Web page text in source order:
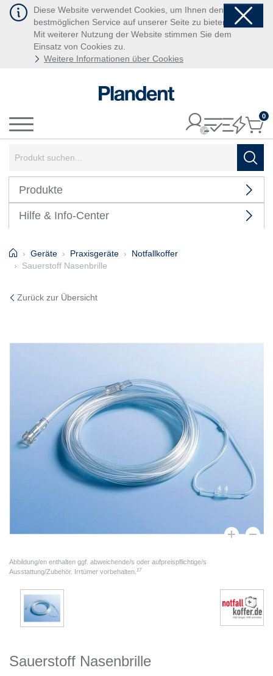
Diese Website verwendet Cookies, um Ihnen den
bestmöglichen Service auf unserer Seite zu bieten.
Mit weiterer Nutzung der Website stimmen Sie dem
Einsatz von Cookies zu.
Weitere Informationen über Cookies
Menü
0
Produkte
Hilfe & Info-Center
HomeGeräte Praxisgeräte
Notfallkoffer
Sauerstoff Nasenbrille
Zurück zur Übersicht
Abbildung/en enthalten ggf. abweichende/s oder aufpreispflichtige/s
Ausstattung/Zubehör. Irrtümer vorbehalten. 17
Sauerstoff Nasenbrille